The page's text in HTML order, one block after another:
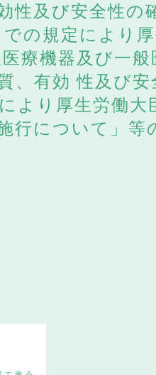
性及び安全性の
の規定により
療機器及び一般
、有効 性及び安
より厚生労働大
行について」等